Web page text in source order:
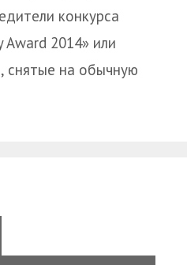
конкурса
2014» или
снятые на обычную